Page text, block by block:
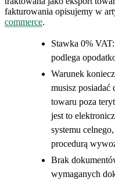
fakturowania opisujemy w
commerce.
Stawka 0%
podlega
Warunek
musisz
towaru poza
jest to
systemu
procedurą
Brak
wymaganych